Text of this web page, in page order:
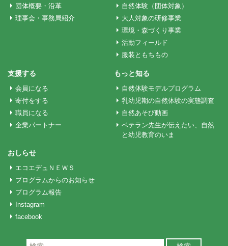
ー
ョ
ン
団体概要・沿革
理事会・事務局紹介
自然体験（団体対象）
大人対象の研修事業
環境・森づくり事業
活動フィールド
服装ともちもの
支援する
会員になる
寄付をする
職員になる
企業パートナー
もっと知る
自然体験モデルプログラム
乳幼児期の自然体験の実態調査
自然あそび動画
ベテラン先生が伝えたい、自然
と幼児教育のいま
おしらせ
エコエデュＮＥＷＳ
プログラムからのお知らせ
プログラム報告
Instagram
facebook
検